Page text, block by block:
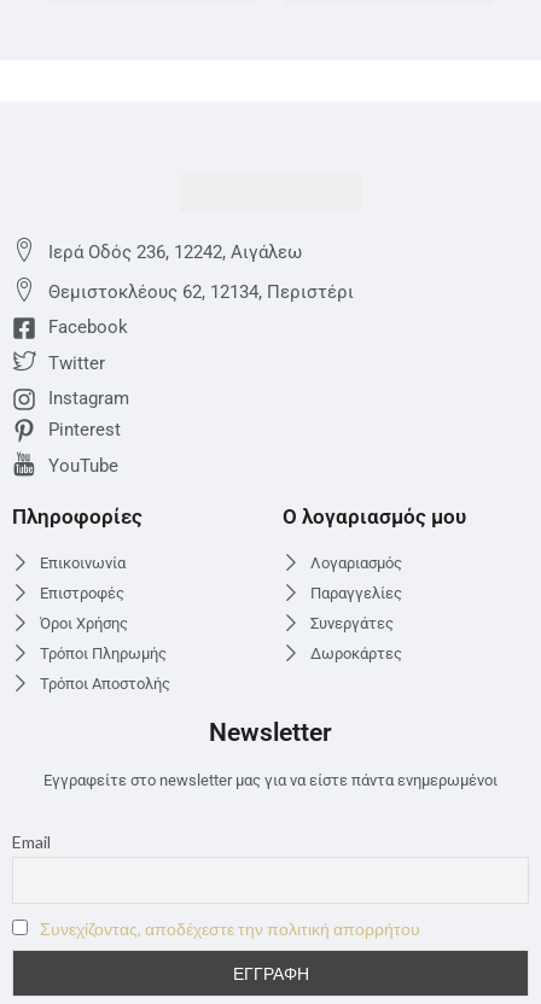
Ιερά Οδός 236, 12242, Αιγάλεω
Θεμιστoκλέους 62, 12134, Περιστέρι
Facebook
Twitter
Instagram
Pinterest
YouTube
Πληροφορίες
Επικοινωνία
Επιστροφές
Όροι Χρήσης
Τρόποι Πληρωμής
Τρόποι Αποστολής
Ο λογαριασμός μου
Λογαριασμός
Παραγγελίες
Συνεργάτες
Δωροκάρτες
Newsletter
Εγγραφείτε στο newsletter μας για να είστε πάντα ενημερωμένοι
Email
Συνεχίζοντας, αποδέχεστε την πολιτική απορρήτου